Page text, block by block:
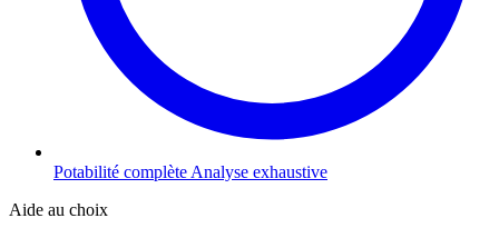
Potabilité complète Analyse exhaustive
Aide au choix